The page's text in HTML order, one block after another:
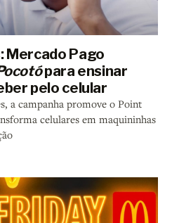
Mercado Pago
para ensinar
pelo celular
a campanha promove o Point
celulares em maquininhas